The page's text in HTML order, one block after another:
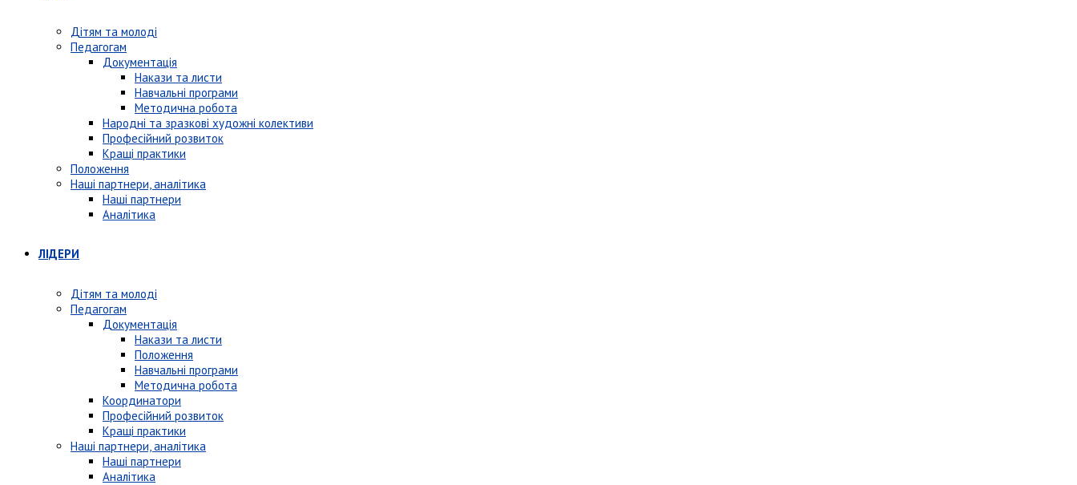
Дітям та молоді
Педагогам
Документація
Накази та листи
Навчальні програми
Методична робота
Народні та зразкові художні колективи
Професійний розвиток
Кращі практики
Положення
Наші партнери, аналітика
Наші партнери
Аналітика
ЛІДЕРИ
Дітям та молоді
Педагогам
Документація
Накази та листи
Положення
Навчальні програми
Методична робота
Координатори
Професійний розвиток
Кращі практики
Наші партнери, аналітика
Наші партнери
Аналітика